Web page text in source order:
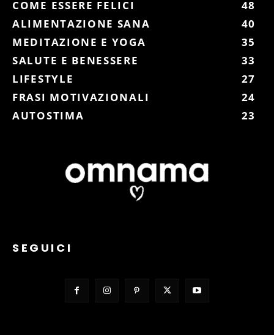
COME ESSERE FELICI
48
ALIMENTAZIONE SANA
40
MEDITAZIONE E YOGA
35
SALUTE E BENESSERE
33
LIFESTYLE
27
FRASI MOTIVAZIONALI
24
AUTOSTIMA
23
SEGUICI